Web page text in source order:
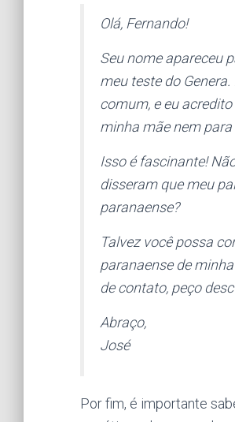
Olá, Fernando!
Seu nome apareceu
meu teste do
comum, e eu
minha mãe nem
Isso é fascinante!
disseram que meu
paranaense?
Talvez você possa
paranaense de
de contato, peço
Abraço,
José
Por fim, é importante